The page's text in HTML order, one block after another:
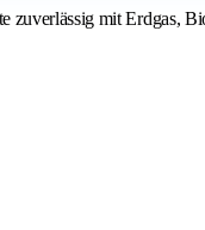
zuverlässig mit Erdgas,